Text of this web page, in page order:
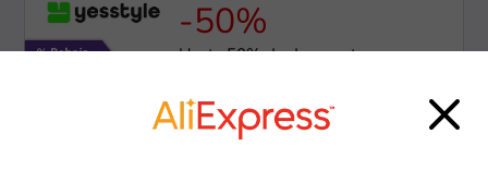
-50%
Hasta 50% de descuento en
Más cupones de YesStyle